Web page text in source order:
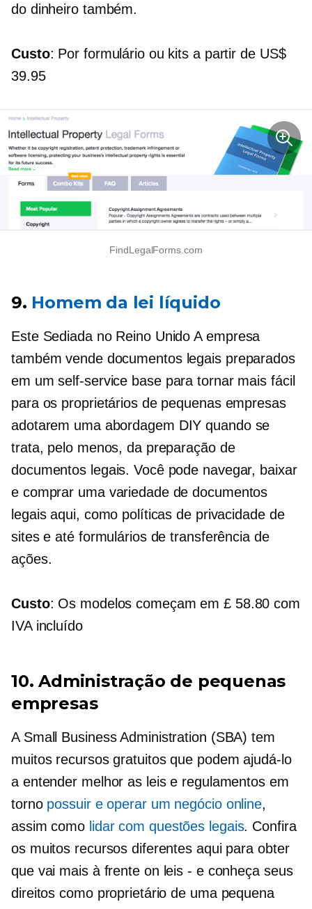
do dinheiro também.
Custo: Por formulário ou kits a partir de US$
39.95
FindLegalForms.com
9. Homem da lei líquido
Este Sediada no Reino Unido A empresa
também vende documentos legais preparados
em umself-service base para tornar mais fácil
para os proprietários de pequenas empresas
adotarem uma abordagem DIY quando se
trata, pelo menos, da preparação de
documentos legais. Você pode navegar, baixar
e comprar uma variedade de documentos
legais aqui, como políticas de privacidade de
sites e até formulários de transferência de
ações.
Custo: Os modelos começam em £ 58.80 com
IVA incluído
10. Administração de pequenas
empresas
A Small Business Administration (SBA) tem
muitos recursos gratuitos que podem ajudá-lo
a entender melhor as leis e regulamentos em
torno possuir e operar um negócio online,
assim como lidar com questões legais. Confira
os muitos recursos diferentes aqui para obter
que vai mais à frenteon leis - econheça seus
direitos como proprietário de uma pequena